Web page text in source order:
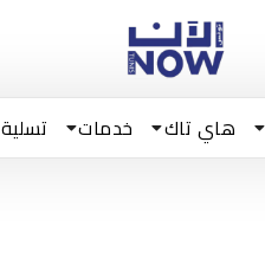
هاي تاك خدمات تسلية